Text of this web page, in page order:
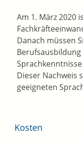
Am 1. März 2020
Danach müssen
Dieser Nachweis
geeigneten
Kosten